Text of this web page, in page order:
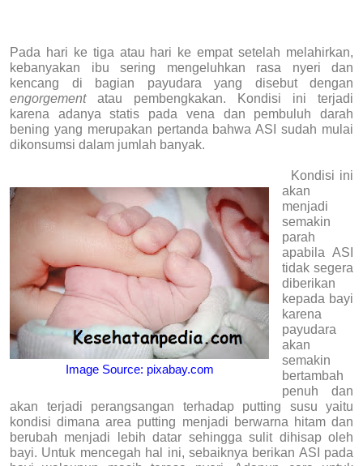
Pada hari ke tiga atau hari ke empat setelah melahirkan,
kebanyakan ibu sering mengeluhkan rasa nyeri dan
kencang di bagian payudara yang disebut dengan
engorgement atau pembengkakan. Kondisi ini terjadi
karena adanya statis pada vena dan pembuluh darah
bening yang merupakan pertanda bahwa ASI sudah mulai
dikonsumsi dalam jumlah banyak.
Image Source: pixabay.com
Kondisi ini
akan
menjadi
semakin
parah
apabila ASI
tidak segera
diberikan
kepada bayi
karena
payudara
akan
semakin
bertambah
penuh dan
akan terjadi perangsangan terhadap putting susu yaitu
kondisi dimana area putting menjadi berwarna hitam dan
berubah menjadi lebih datar sehingga sulit dihisap oleh
bayi. Untuk mencegah hal ini, sebaiknya berikan ASI pada